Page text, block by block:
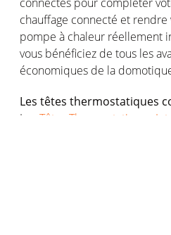
chauffage connecté et rendre
pompe à chaleur réellement
vous bénéficiez de tous les
économiques de la
Les têtes thermostatiques
Les Têtes Thermostatiques